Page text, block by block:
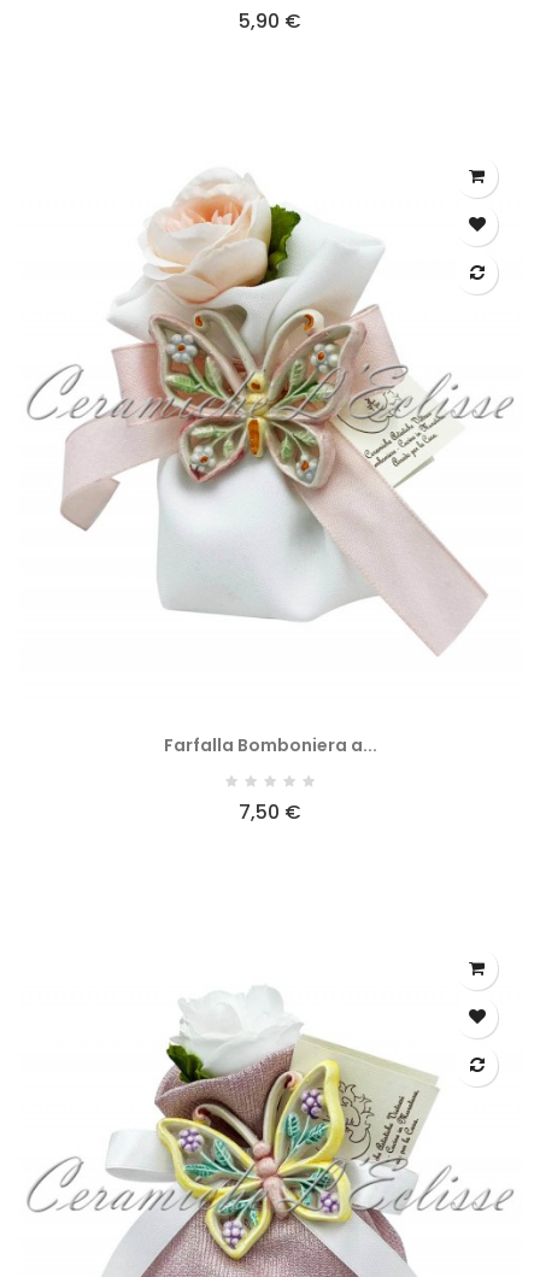
5,90 €
Farfalla Bomboniera a...
7,50 €